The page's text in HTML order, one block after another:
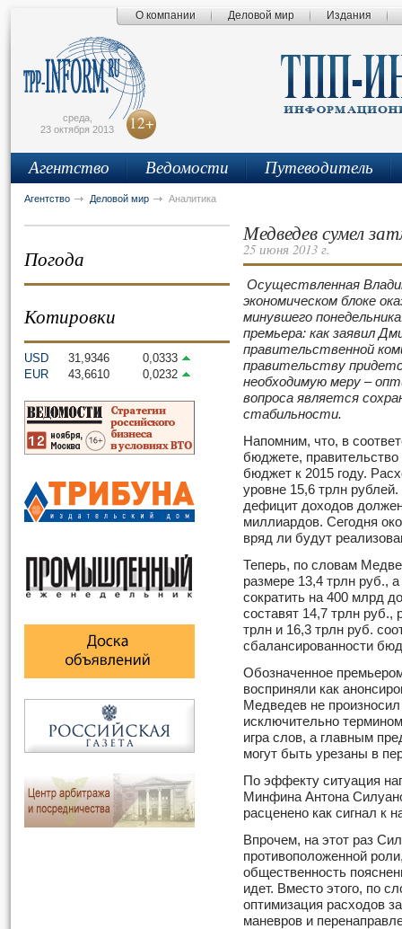
О компании Деловой мир Издания
среда,
23 октября 2013
12+
Агентство Ведомости Путеводитель
Агентство Деловой мир Аналитика
Погода
Котировки
USD 31,9346
0,0333
EUR
43,6610 0,0232
Медведев сумел
25 июня 2013 г.
Осуществленная
экономическом блоке
минувшего
премьера: как заявил
правительственной
правительству
необходимую меру –
вопроса является
стабильности.
Напомним, что, в
бюджете,
бюджет к 2015 году.
уровне 15,6 трлн
дефицит доходов
миллиардов. Сегодня
вряд ли будут
Теперь, по словам
размере 13,4 трлн руб.,
сократить на 400 млрд
составят 14,7 трлн руб.,
трлн и 16,3 трлн руб.
сбалансированности
Обозначенное
восприняли как
Медведев не
исключительно
игра слов, а главным
могут быть урезаны в
По эффекту ситуация
Минфина Антона
расценено как сигнал к
Впрочем, на этот раз
противоположенной
общественность
идет. Вместо этого, по
оптимизация расходов
маневров и